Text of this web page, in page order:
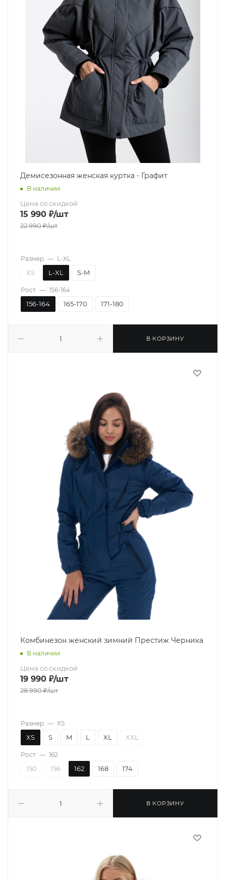
Демисезонная женская куртка - Графит
В наличии
Цена со скидкой
15 990 ₽/шт
22 990₽/шт
В КОРЗИНУ
Размер — L-XL
XS L-XL S-M
Рост — 156-164
156-164 165-170 171-180
Комбинезон женский зимний Престиж Черника
В наличии
Цена со скидкой
19 990 ₽/шт
28 990₽/шт
В КОРЗИНУ
Размер — XS
XS S M L XL XXL
Рост — 162
150 156 162 168 174